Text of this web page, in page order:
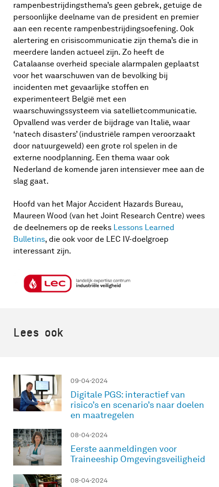
rampenbestrijdingsthema’s geen gebrek, getuige de
persoonlijke deelname van de president en premier
aan een recente rampenbestrijdingsoefening. Ook
alertering en crisiscommunicatie zijn thema’s die in
meerdere landen actueel zijn. Zo heeft de
Catalaanse overheid speciale alarmpalen geplaatst
voor het waarschuwen van de bevolking bij
incidenten met gevaarlijke stoffen en
experimenteert België met een
waarschuwingssysteem via satellietcommunicatie.
Opvallend was verder de bijdrage van Italië, waar
‘natech disasters’ (industriële rampen veroorzaakt
door natuurgeweld) een grote rol spelen in de
externe noodplanning. Een thema waar ook
Nederland de komende jaren intensiever mee aan de
slag gaat.
Hoofd van het Major Accident Hazards Bureau,
Maureen Wood (van het Joint Research Centre) wees
de deelnemers op de reeks Lessons Learned
Bulletins, die ook voor de LEC IV-doelgroep
interessant zijn.
Lees ook
09-04-2024
Digitale PGS: interactief van
risico’s en scenario’s naar doelen
en maatregelen
08-04-2024
Eerste aanmeldingen voor
Traineeship Omgevingsveiligheid
08-04-2024